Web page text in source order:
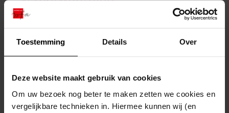
Toestemming Details Over
Deze website maakt gebruik van cookies
Om uw bezoek nog beter te maken zetten we cookies en
vergelijkbare technieken in. Hiermee kunnen wij (en
bouwvergunningen
omgevingsvergunningen
vergunningen
uitleg nodig?
Wij helpen u op weg met een aantal zoektips.
bekijk alle zoektips
Wij helpen u op weg met een aantal zoektips.
bekijk alle zoektips
bekijk ons geschiedenislokaal
advisering en toezicht
beleidsplan
gemeenschappelijke regeling
publiek jaarverslag
steun het archief
U kunt ook Vriend worden en het Westfries
Archief steunen.
zoektips
Door een fout tijdens het verwerken van deze pagina is het niet
404- Not Found